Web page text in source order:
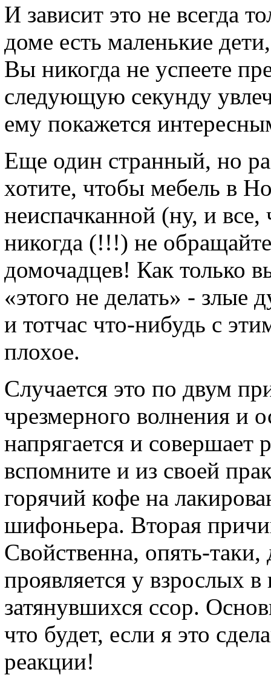
И зависит это не всегда
доме есть маленькие
Вы никогда не успеете
следующую секунду
ему покажется
Еще один странный, но
хотите, чтобы мебель в
неиспачканной (ну, и все,
никогда (!!!) не
домочадцев! Как только
«этого не делать» - злые
и тотчас что-нибудь с
плохое.
Случается это по двум
чрезмерного волнения и
напрягается и
вспомните и из своей
горячий кофе на
шифоньера. Вторая
Свойственна, опять-
проявляется у взрослых
затянувшихся ссор.
что будет, если я это
реакции!